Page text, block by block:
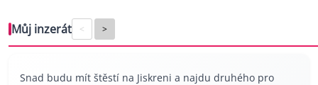
Můj inzerát < >
Snad budu mít štěstí na Jiskreni a najdu druhého pro